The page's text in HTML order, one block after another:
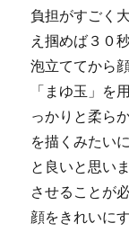
負担がすごく
え掴めば３０
泡立ててから
「まゆ玉」を
っかりと柔ら
を描くみたい
と良いと思い
させることが
顔をきれいに